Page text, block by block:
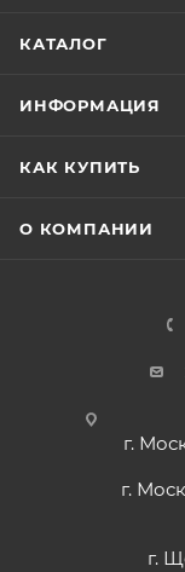
КАТАЛОГ
ИНФОРМАЦИЯ
КАК КУПИТЬ
О КОМПАНИИ
г.
г.
г.